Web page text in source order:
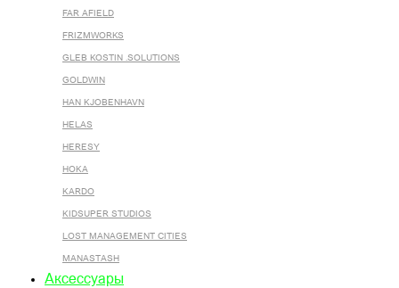
FAR AFIELD
FRIZMWORKS
GLEB KOSTIN .SOLUTIONS
GOLDWIN
HAN KJOBENHAVN
HELAS
HERESY
HOKA
KARDO
KIDSUPER STUDIOS
LOST MANAGEMENT CITIES
MANASTASH
Аксессуары